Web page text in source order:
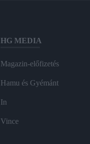
HG MEDIA
Magazin-előfizetés
Hamu és Gyémánt
In
Vince